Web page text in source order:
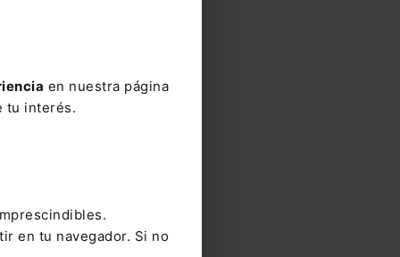
en nuestra página
tu interés.
en tu navegador. Si no
en
el